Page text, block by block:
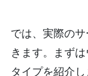
では、実際の
きます。まず
タイプを紹介し